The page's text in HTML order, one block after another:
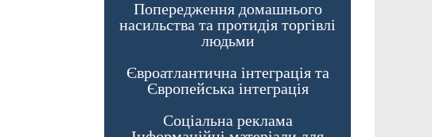
Попередження домашнього
насильства та протидія торгівлі
людьми
Євроатлантична інтеграція та
Європейська інтеграція
Соціальна реклама